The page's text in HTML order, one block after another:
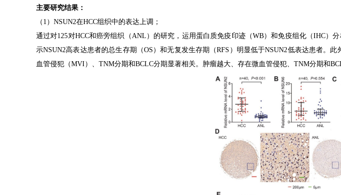
主要研究结果：
（ 1 ） NSUN2在HCC组织中的表达上调；
通过对125对HCC和癌旁组织（ANL ）的研究，运用蛋白质免疫印迹（WB）和免疫组化（IHC）
示NSUN2高表达患者的总生存期（OS ）和无复发生存期（RFS ）明显低于NSUN2低表达患者。此
血管侵犯（MVI ）、 TNM分期和BCLC分期显著相关。肿瘤越大、存在微血管侵犯、 TNM分期和